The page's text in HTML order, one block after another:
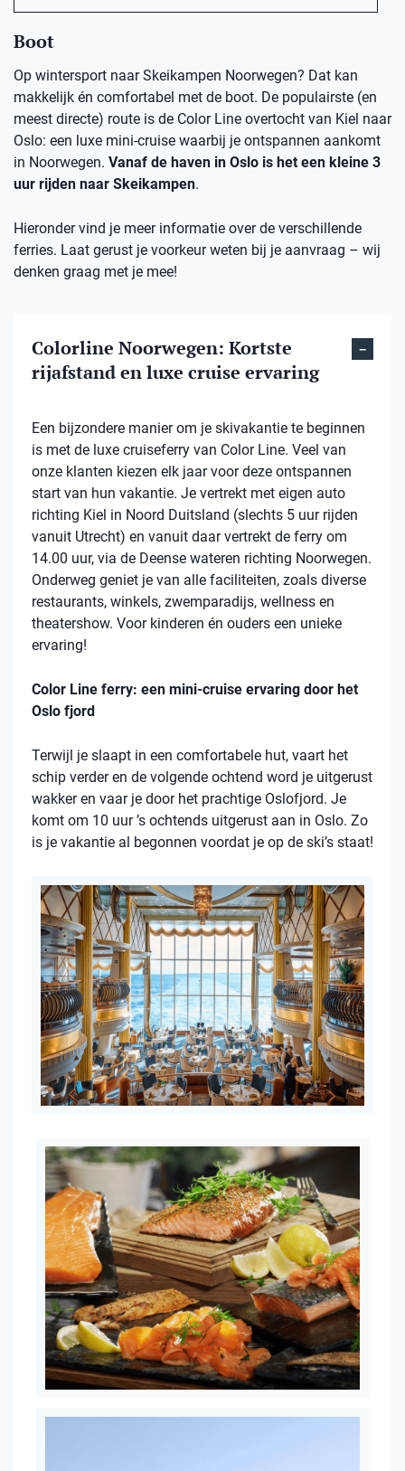
Boot
Op wintersport naar Skeikampen Noorwegen? Dat kan
makkelijk én comfortabel met de boot. De populairste (en
meest directe) route is de Color Line overtocht van Kiel naar
Oslo: een luxe mini-cruise waarbij je ontspannen aankomt
in Noorwegen. Vanaf de haven in Oslo is het een kleine 3
uur rijden naar Skeikampen.
Hieronder vind je meer informatie over de verschillende
ferries. Laat gerust je voorkeur weten bij je aanvraag – wij
denken graag met je mee!
Colorline Noorwegen: Kortste
rijafstand en luxe cruise ervaring
Een bijzondere manier om je skivakantie te beginnen
is met de luxe cruiseferry van Color Line. Veel van
onze klanten kiezen elk jaar voor deze ontspannen
start van hun vakantie. Je vertrekt met eigen auto
richting Kiel in Noord Duitsland (slechts 5 uur rijden
vanuit Utrecht) en vanuit daar vertrekt de ferry om
14.00 uur, via de Deense wateren richting Noorwegen.
Onderweg geniet je van alle faciliteiten, zoals diverse
restaurants, winkels, zwemparadijs, wellness en
theatershow. Voor kinderen én ouders een unieke
ervaring!
Color Line ferry: een mini-cruise ervaring door het
Oslo fjord
Terwijl je slaapt in een comfortabele hut, vaart het
schip verder en de volgende ochtend word je uitgerust
wakker en vaar je door het prachtige Oslofjord. Je
komt om 10 uur ’s ochtends uitgerust aan in Oslo. Zo
is je vakantie al begonnen voordat je op de ski’s staat!